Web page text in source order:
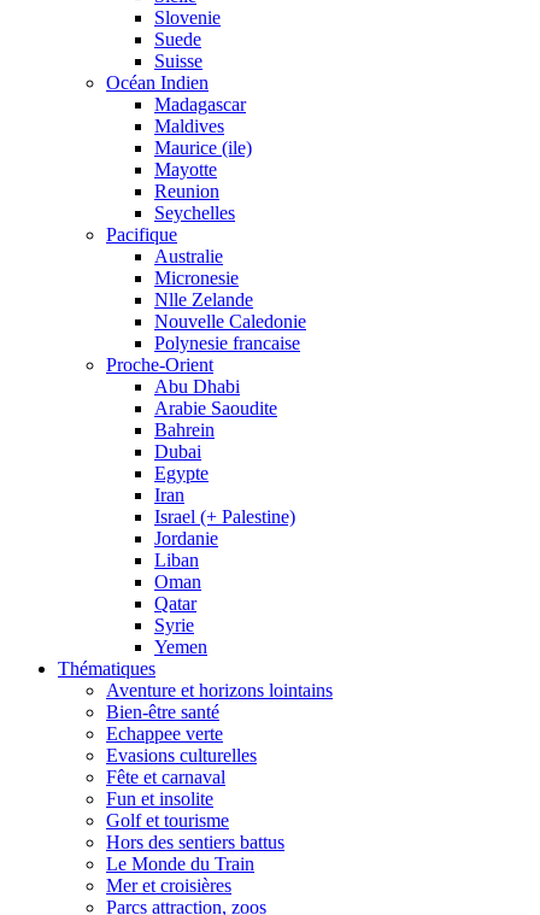
Slovenie
Suede
Suisse
Océan Indien
Madagascar
Maldives
Maurice (ile)
Mayotte
Reunion
Seychelles
Pacifique
Australie
Micronesie
Nlle Zelande
Nouvelle Caledonie
Polynesie francaise
Proche-Orient
Abu Dhabi
Arabie Saoudite
Bahrein
Dubai
Egypte
Iran
Israel (+ Palestine)
Jordanie
Liban
Oman
Qatar
Syrie
Yemen
Thématiques
Aventure et horizons lointains
Bien-être santé
Echappee verte
Evasions culturelles
Fête et carnaval
Fun et insolite
Golf et tourisme
Hors des sentiers battus
Le Monde du Train
Mer et croisières
Parcs attraction, zoos